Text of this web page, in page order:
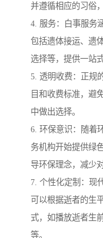
并遵循相应的习俗
4. 服务：白事服务
包括遗体接运、遗
选择等，提供一站
5. 透明收费：正规
目和收费标准，避
中做出选择。
6. 环保意识：随着
务机构开始提供绿
导环保理念，减少
7. 个性化定制：现
可以根据逝者的生
式，如播放逝者生
等。